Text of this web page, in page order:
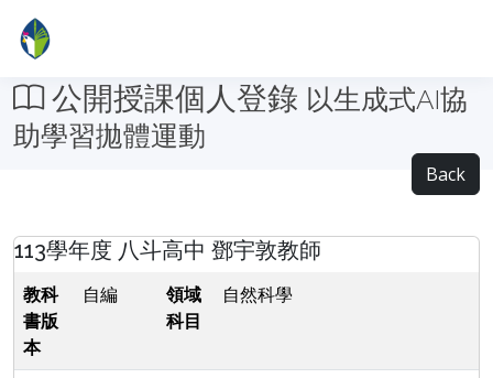
公開授課個人登錄 以生成式AI協
助學習拋體運動
Back
113學年度 八斗高中 鄧宇敦教師
教科
書版
本
自編
領域
科目
自然科學